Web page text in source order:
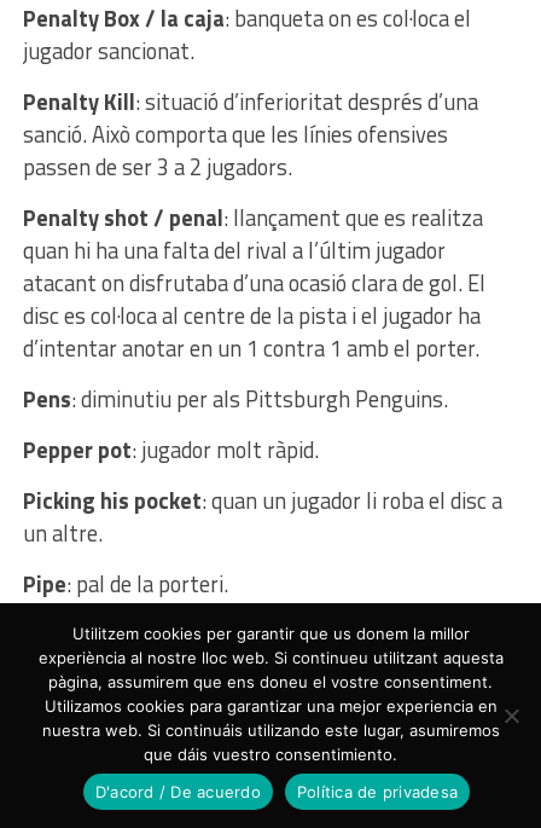
Penalty Box / la caja: banqueta on es col·loca el
jugador sancionat.
Penalty Kill: situació d’inferioritat després d’una
sanció. Això comporta que les línies ofensives
passen de ser 3 a 2 jugadors.
Penalty shot / penal: llançament que es realitza
quan hi ha una falta del rival a l’últim jugador
atacant on disfrutaba d’una ocasió clara de gol. El
disc es col·loca al centre de la pista i el jugador ha
d’intentar anotar en un 1 contra 1 amb el porter.
Pens: diminutiu per als Pittsburgh Penguins.
Pepper pot: jugador molt ràpid.
Picking his pocket: quan un jugador li roba el disc a
un altre.
Pipe: pal de la porteri.
Pinch: acció d’un defensa que puja a atacar per
ajudar als seus companys a generar ocasions de gol.
Playoff: sèrie d’eliminatòries per a poder guanyar la
Stanley Cup (la lliga).
Playoff beard: tradició de molts jugadors de deixar-
Utilitzem cookies per garantir que us donem la millor
experiència al nostre lloc web. Si continueu utilitzant aquesta
pàgina, assumirem que ens doneu el vostre consentiment.
Utilizamos cookies para garantizar una mejor experiencia en
nuestra web. Si continuáis utilizando este lugar, asumiremos
que dáis vuestro consentimiento.
D'acord / De acuerdo
Política de privadesa